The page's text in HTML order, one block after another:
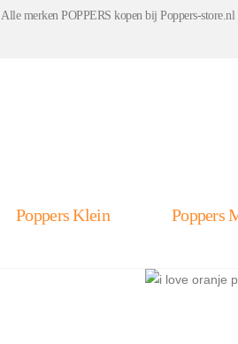
Alle merken POPPERS kopen bij Poppers-store.nl
Poppers Klein Poppers